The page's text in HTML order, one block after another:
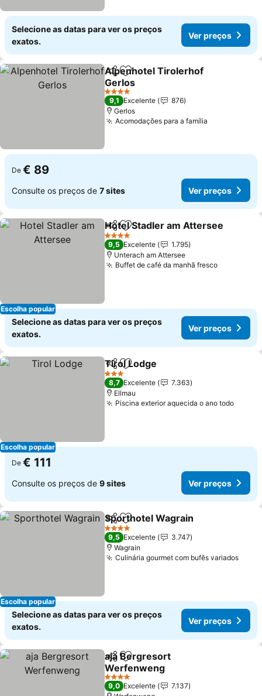
Selecione as datas para ver os preços
exatos.
Ver preços
PartilharAdicionar aos favoritos
Alpenhotel Tirolerhof
Gerlos
Ver preços
4 Estrelas
9,1 Excelente
876
Gerlos
Acomodações para a família
De € 89
Consulte os preços de 7 sites Ver preços
Escolha popular
PartilharAdicionar aos favoritos
Hotel Stadler am Attersee
4 Estrelas
9,5 Excelente
1.795
Unterach am Attersee
Buffet de café da manhã frescoVer
Selecione as datas para ver os preços
exatos.
Ver preços
Escolha popular
PartilharAdicionar aos favoritos
Tirol Lodge
3 Estrelas
8,7 Excelente
7.363
Ellmau
Piscina exterior aquecida o ano todoVer
De € 111
Consulte os preços de 9 sites Ver preços
Escolha popular
PartilharAdicionar aos favoritos
Sporthotel Wagrain
4 Estrelas
9,5 Excelente
3.747
Wagrain
Culinária gourmet com bufês variadosVer
Selecione as datas para ver os preços
exatos.
Ver preços
PartilharAdicionar aos favoritos
aja Bergresort
Werfenweng
Ver preços
4 Estrelas
9,0 Excelente
7.137